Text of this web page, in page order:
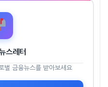
스레터
벌 금융뉴스를 받아보세요